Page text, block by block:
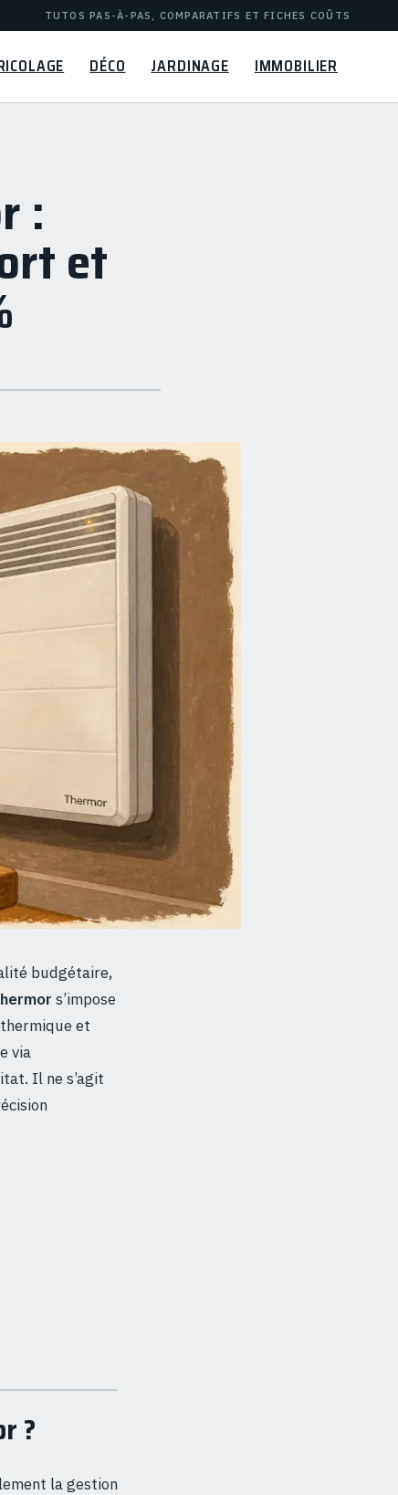
TUTOS PAS-À-PAS, COMPARATIFS ET FICHES COÛTS
DÉCO JARDINAGE IMMOBILIER
:
et
budgétaire,
s’impose
et
via
Il ne s’agit
?
la gestion